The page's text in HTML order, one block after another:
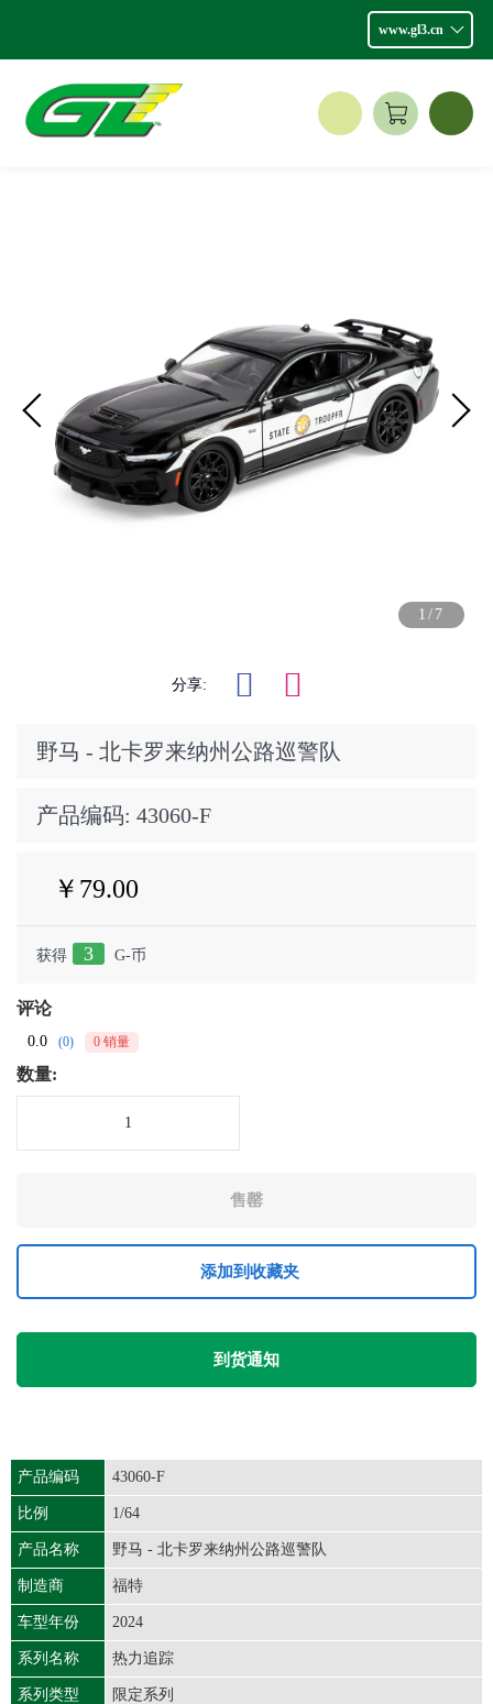
www.gl3.cn
1/7
分享:
野马 - 北卡罗来纳州公路巡警队
产品编码: 43060-F
￥79.00
获得 3 G-币
评论
0.0 (0) 0 销量
数量:
添加到收藏夹
到货通知
产品编码 43060-F
比例 1/64
产品名称 野马 - 北卡罗来纳州公路巡警队
制造商 福特
车型年份 2024
系列名称 热力追踪
系列类型 限定系列